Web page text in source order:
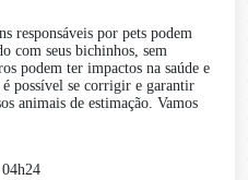
responsáveis por pets podem
com seus bichinhos, sem
podem ter impactos na saúde e
possível se corrigir e garantir
animais de estimação. Vamos